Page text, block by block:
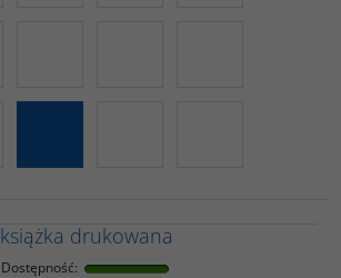
książka drukowana
Dostępność: